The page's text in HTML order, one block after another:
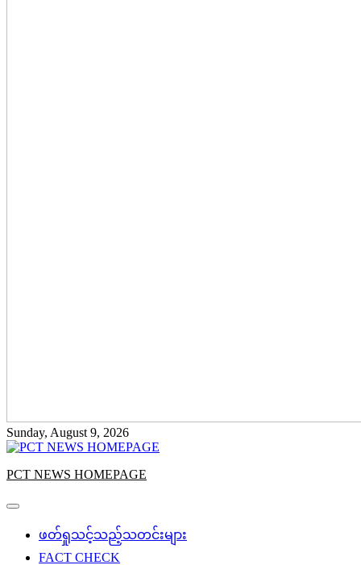
Sunday, August 9, 2026
PCT NEWS HOMEPAGE
ဖတ်ရှုသင့်သည့်သတင်းများ
FACT CHECK